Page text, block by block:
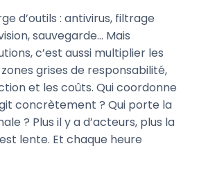
d’outils : antivirus, filtrage
sauvegarde… Mais
c’est aussi multiplier les
grises de responsabilité,
et les coûts. Qui coordonne
concrètement ? Qui porte la
? Plus il y a d’acteurs, plus la
lente. Et chaque heure